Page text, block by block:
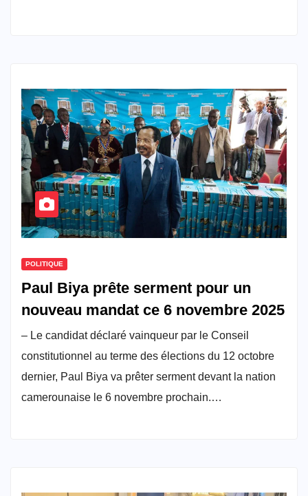
POLITIQUE
Paul Biya prête serment pour un
nouveau mandat ce 6 novembre 2025
– Le candidat déclaré vainqueur par le Conseil
constitutionnel au terme des élections du 12 octobre
dernier, Paul Biya va prêter serment devant la nation
camerounaise le 6 novembre prochain.…